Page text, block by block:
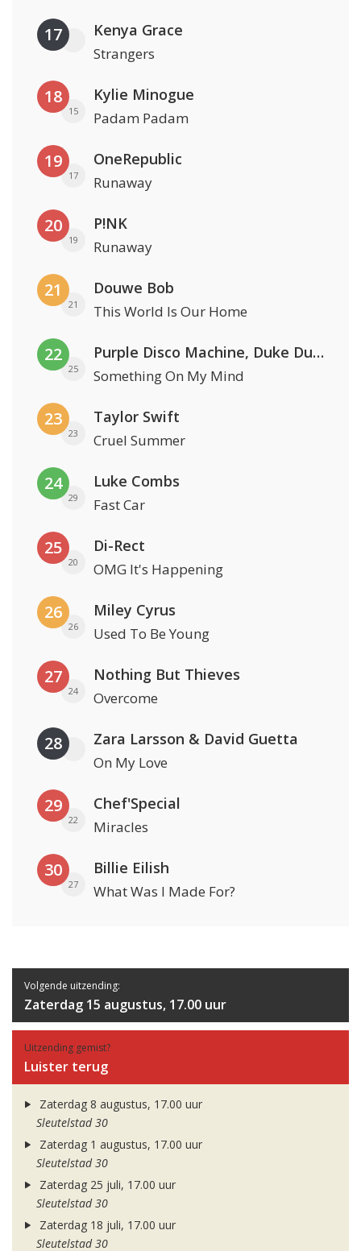
17 Kenya Grace
Strangers
18
15
Kylie Minogue
Padam Padam
19
17
OneRepublic
Runaway
20
19
P!NK
Runaway
21
21
Douwe Bob
This World Is Our Home
22
25
Purple Disco Machine, Duke Dumont & Nothing But Thieves
Something On My Mind
23
23
Taylor Swift
Cruel Summer
24
29
Luke Combs
Fast Car
25
20
Di-Rect
OMG It's Happening
26
26
Miley Cyrus
Used To Be Young
27
24
Nothing But Thieves
Overcome
28 Zara Larsson & David Guetta
On My Love
29
22
Chef'Special
Miracles
30
27
Billie Eilish
What Was I Made For?
Volgende uitzending:
Zaterdag 15 augustus, 17.00 uur
Uitzending gemist?
Luister terug
Zaterdag 8 augustus, 17.00 uur
Sleutelstad 30
Zaterdag 1 augustus, 17.00 uur
Sleutelstad 30
Zaterdag 25 juli, 17.00 uur
Sleutelstad 30
Zaterdag 18 juli, 17.00 uur
Sleutelstad 30